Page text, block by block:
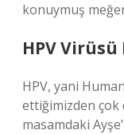
konuymuş
HPV Virüsü
HPV, yani
ettiğimizden çok
masamdaki